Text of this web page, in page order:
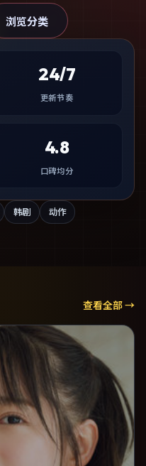
浏览分类
24/7
更新节奏
4.8
口碑均分
韩剧 动作
查看全部 →